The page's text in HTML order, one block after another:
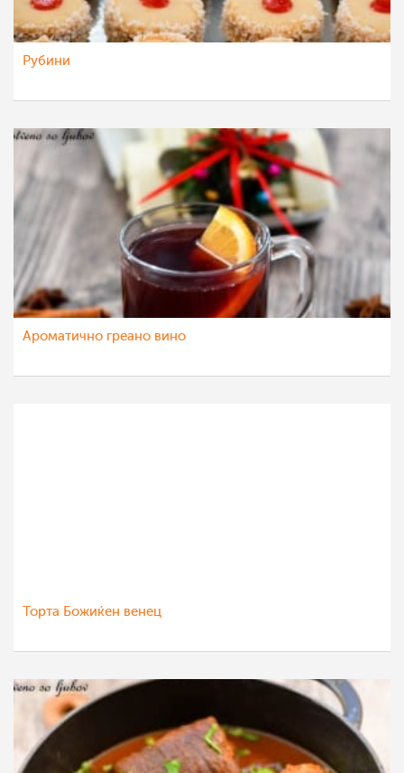
Рубини
Ароматично греано вино
Торта Божиќен венец